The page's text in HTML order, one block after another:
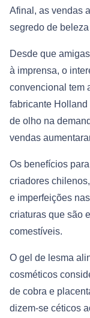
Afinal, as vendas
segredo de
Desde que
à imprensa, o
convencional tem
fabricante Holland
de olho na
vendas
Os benefícios
criadores
e imperfeições
criaturas que são
comestíveis.
O gel de lesma
cosméticos
de cobra e
dizem-se céticos